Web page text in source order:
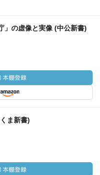
」の虚像と実像 (中公新書)
ま新書)